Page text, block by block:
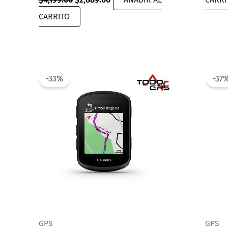
price
$4,199.00.
price
CARRITO
-33%
GPS
-
GPS